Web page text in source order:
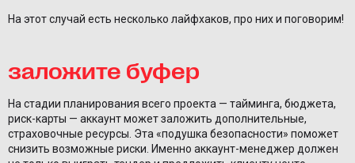
На этот случай есть несколько лайфхаков, про них и поговорим!
заложите буфер
На стадии планирования всего проекта — тайминга, бюджета,
риск-карты — аккаунт может заложить дополнительные,
страховочные ресурсы. Эта «подушка безопасности» поможет
снизить возможные риски. Именно аккаунт-менеджер должен